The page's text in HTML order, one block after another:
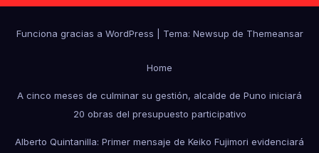
Funciona gracias a WordPress Tema: Newsup de Themeansar
Home
A cinco meses de culminar su gestión, alcalde de Puno iniciará
20 obras del presupuesto participativo
Alberto Quintanilla: Primer mensaje de Keiko Fujimori evidenciará